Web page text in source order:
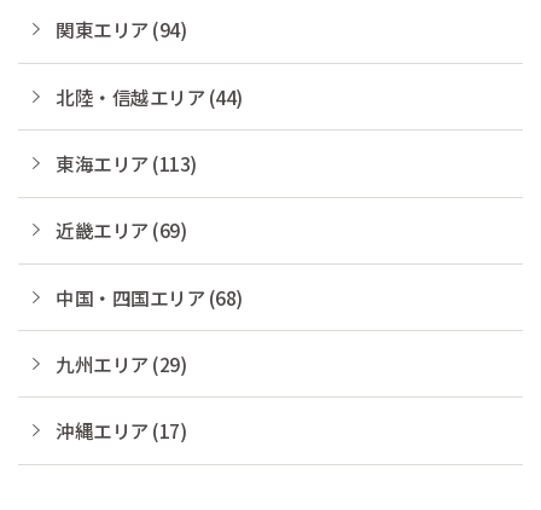
関東エリア (94)
北陸・信越エリア (44)
東海エリア (113)
近畿エリア (69)
中国・四国エリア (68)
九州エリア (29)
沖縄エリア (17)